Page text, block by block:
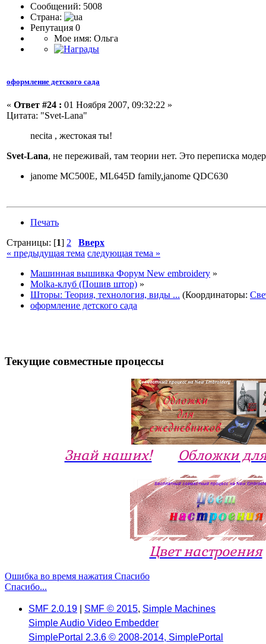
Сообщений: 5008
Страна:
Репутация 0
Мое имя: Ольга
оформление детского сада
« Ответ #24 : 01 Ноября 2007, 09:32:22 »
Цитата: "Svet-Lana"
necita , жестокая ты!
Svet-Lana, не переживай, там теории нет. Это переписка
janome MC500E, ML645D family,janome QDC630
Печать
Страницы: [1] 2
Вверх
« предыдущая тема следующая тема »
Машинная вышивка Форум New embroidery »
Molka-клуб (Пошив штор) »
Шторы: Теория, технология, виды ... (Координаторы:
оформление детского сада
Текущие совместные процессы
Знай наших! Обложки
Цвет настроения
Ошибка во время нажатия Спасибо
Спасибо...
SMF 2.0.19 SMF © 2015, Simple Machines
Simple Audio Video Embedder
SimplePortal 2.3.6 © 2008-2014, SimplePortal